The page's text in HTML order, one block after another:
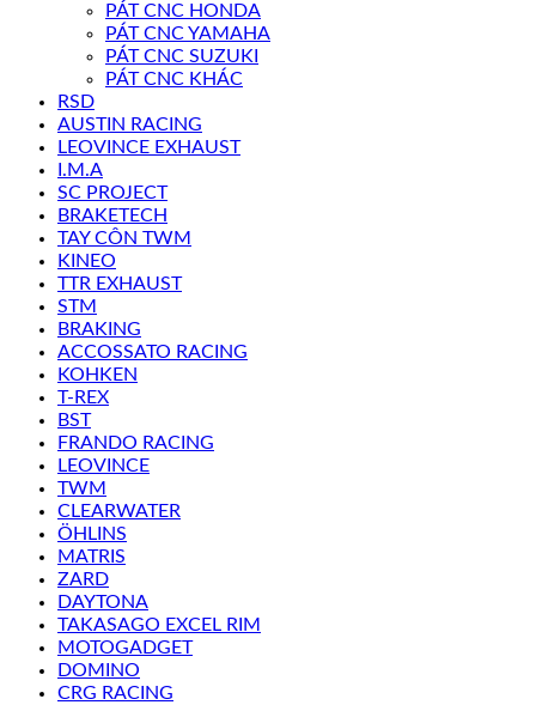
PÁT CNC HONDA
PÁT CNC YAMAHA
PÁT CNC SUZUKI
PÁT CNC KHÁC
RSD
AUSTIN RACING
LEOVINCE EXHAUST
I.M.A
SC PROJECT
BRAKETECH
TAY CÔN TWM
KINEO
TTR EXHAUST
STM
BRAKING
ACCOSSATO RACING
KOHKEN
T-REX
BST
FRANDO RACING
LEOVINCE
TWM
CLEARWATER
ÖHLINS
MATRIS
ZARD
DAYTONA
TAKASAGO EXCEL RIM
MOTOGADGET
DOMINO
CRG RACING